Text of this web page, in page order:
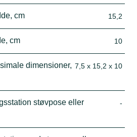
cm 15,2
cm 10
dimensioner, 7,5 x 15,2 x 10
støvpose eller
-